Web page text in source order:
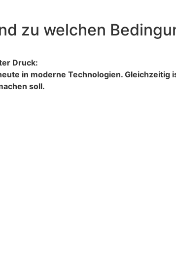
zu welchen
Druck:
in moderne Technologien. Gleichzeitig
soll.